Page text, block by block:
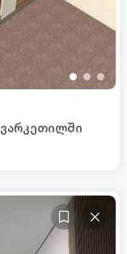
•• •
ვარკეთილში